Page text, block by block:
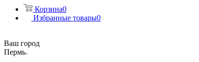
Корзина0
Избранные товары0
Ваш город
Пермь